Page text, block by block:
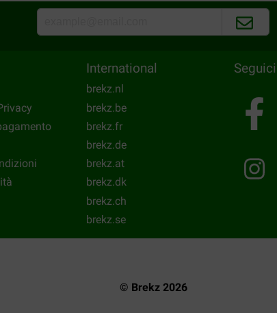
International
brekz.nl
brekz.be
brekz.fr
brekz.de
brekz.at
brekz.dk
brekz.ch
brekz.se
Seguici
© Brekz 2026